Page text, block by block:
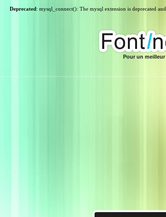
Deprecated: mysql_connect(): The mysql extension is deprecated
Pour un meilleur